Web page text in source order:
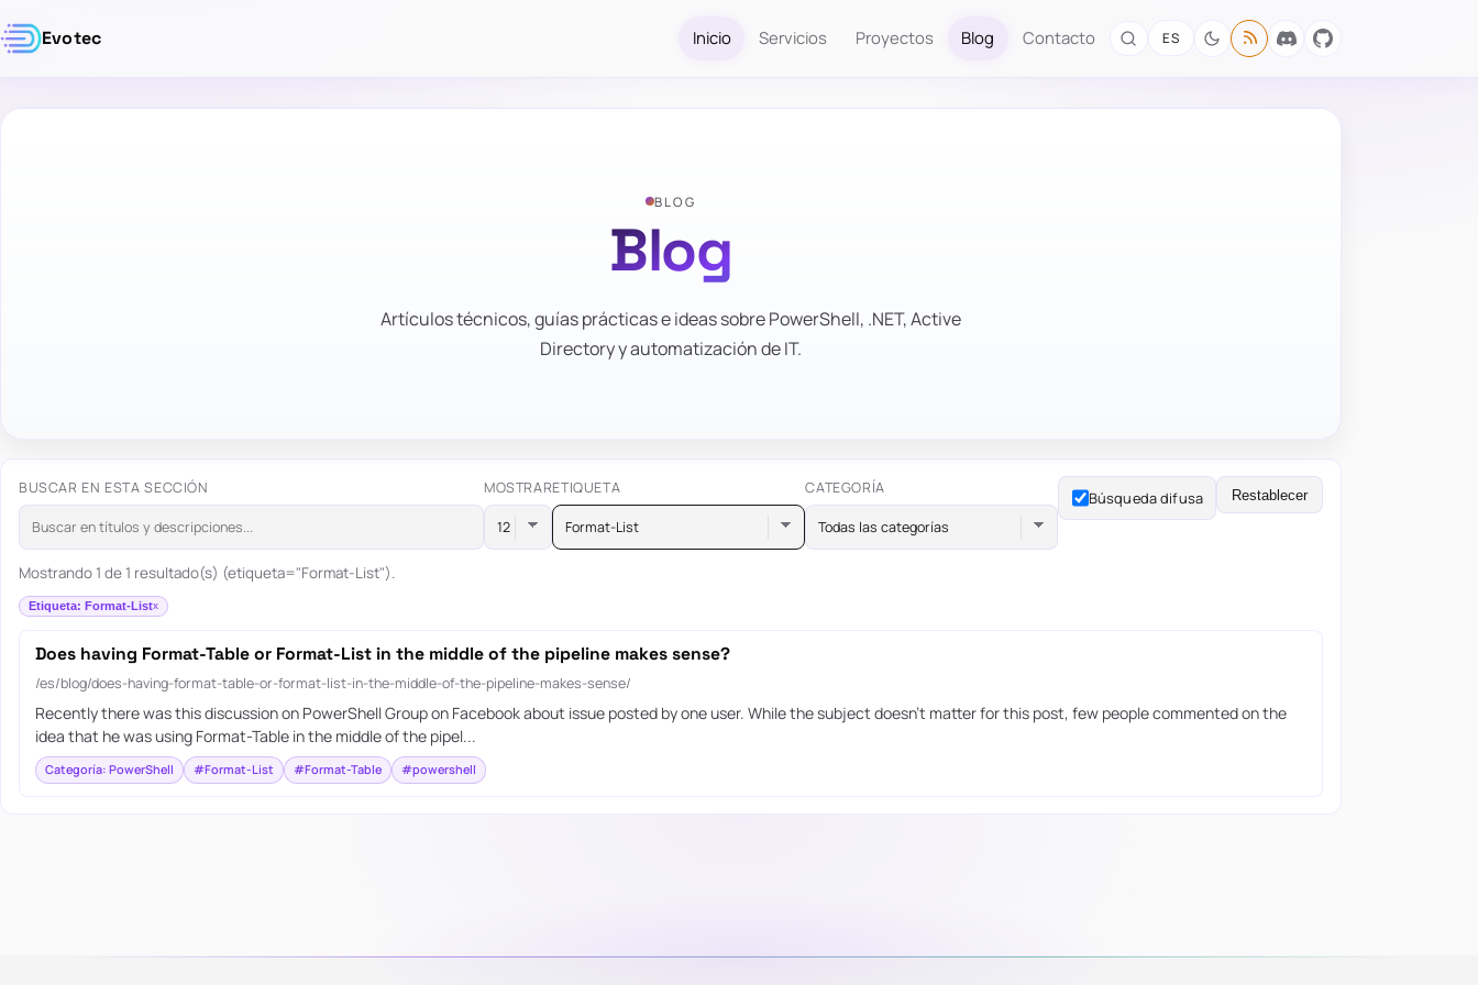
Evotec Inicio Servicios Proyectos Blog Contacto ES
BLOG
Blog
Artículos técnicos, guías prácticas e ideas sobre PowerShell, .NET, Active
Directory y automatización de IT.
BUSCAR EN ESTA SECCIÓN MOSTRARETIQUETA
Format-List
CATEGORÍA
Todas las categorías
Búsqueda difusa Restablecer
Mostrando 1 de 1 resultado(s) (etiqueta="Format-List").
Etiqueta: Format-List
Does having Format-Table or Format-List in the middle of the pipeline makes sense?
/es/blog/does-having-format-table-or-format-list-in-the-middle-of-the-pipeline-makes-sense/
Recently there was this discussion on PowerShell Group on Facebook about issue posted by one user. While the subject doesn’t matter for this post, few people commented on the
idea that he was using Format-Table in the middle of the pipel...
Categoría: PowerShell #Format-List #Format-Table #powershell